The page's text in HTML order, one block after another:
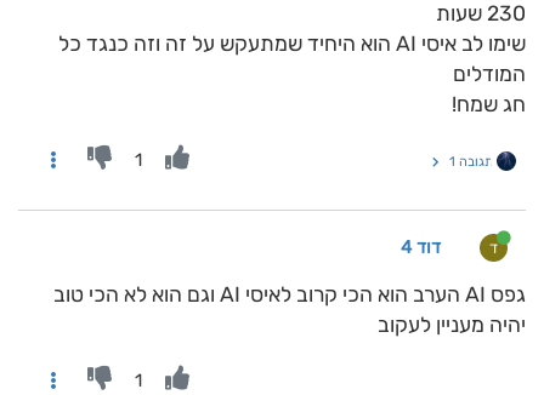
230 שעות
שימו לב איסי AI הוא היחיד שמתעקש על זה וזה כנגד כל
המודלים
חג שמח!
תגובה 1 1
ד דוד 4
גפס AI הערב הוא הכי קרוב לאיסי AI וגם הוא לא הכי טוב
יהיה מעניין לעקוב
1